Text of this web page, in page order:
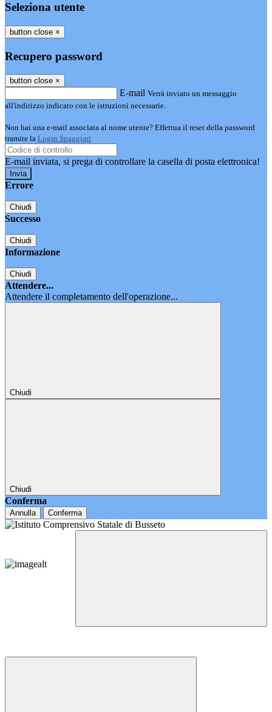
Seleziona utente
button close ×
Recupero password
button close ×
E-mail Verrà inviato un messaggio
all'indirizzo indicato con le istruzioni necessarie.
Non hai una e-mail associata al nome utente? Effettua il reset della password
tramite la Login Spaggiari
E-mail inviata, si prega di controllare la casella di posta elettronica!
Errore
Chiudi
Successo
Chiudi
Informazione
Chiudi
Attendere...
Attendere il completamento dell'operazione...
Chiudi
Chiudi
Conferma
Annulla Conferma